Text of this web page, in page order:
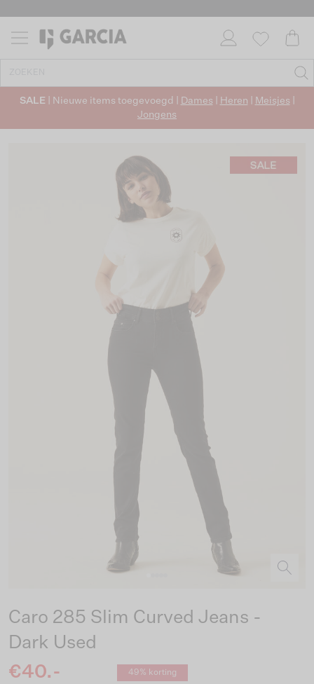
SALE | Nieuwe items toegevoegd | Dames Heren Meisjes
Jongens
Caro 285 Slim Curved Jeans -
Dark Used
€40.-
49% korting